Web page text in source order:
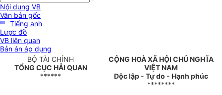
Nội dung VB
Văn bản gốc
Tiếng anh
Lược đồ
VB liên quan
Bản án áp dụng
BỘ TÀI CHÍNH
TỔNG CỤC HẢI QUAN
******
CỘNG HOÀ XÃ HỘI CHỦ NGHĨA
VIỆT NAM
Độc lập - Tự do - Hạnh phúc
********